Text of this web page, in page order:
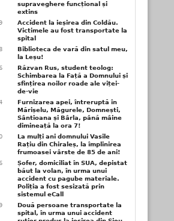
supraveghere funcțional și
extins
Accident la ieșirea din Coldău.
Victimele au fost transportate la
spital
Biblioteca de vară din satul meu,
la Leșu!
Răzvan Rus, student teolog:
Schimbarea la Față a Domnului și
sfințirea noilor roade ale viței-
de-vie
Furnizarea apei, întreruptă în
Mărișelu, Măgurele, Domnești,
Sântioana și Bârla, până mâine
dimineață la ora 7!
La mulți ani domnului Vasile
Rațiu din Chiraleș, la împlinirea
frumoasei vârste de 85 de ani!
Șofer, domiciliat în SUA, depistat
băut la volan, în urma unui
accident cu pagube materiale.
Poliția a fost sesizată prin
sistemul eCall
Două persoane transportate la
spital, în urma unui accident